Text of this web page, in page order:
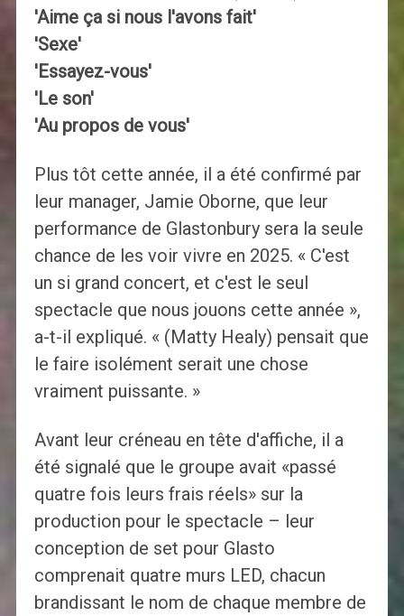
'Aime ça si nous l'avons fait'
'Sexe'
'Essayez-vous'
'Le son'
'Au propos de vous'
Plus tôt cette année, il a été confirmé par
leur manager, Jamie Oborne, que leur
performance de Glastonbury sera la seule
chance de les voir vivre en 2025. « C'est
un si grand concert, et c'est le seul
spectacle que nous jouons cette année »,
a-t-il expliqué. « (Matty Healy) pensait que
le faire isolément serait une chose
vraiment puissante. »
Avant leur créneau en tête d'affiche, il a
été signalé que le groupe avait «passé
quatre fois leurs frais réels» sur la
production pour le spectacle – leur
conception de set pour Glasto
comprenait quatre murs LED, chacun
brandissant le nom de chaque membre de